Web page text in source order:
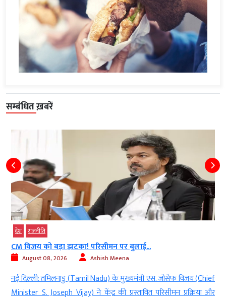
सम्बंधित ख़बरें
देश राजनीति
CM विजय को बड़ा झटका! परिसीमन पर बुलाई...
August 08, 2026 Ashish Meena
नई दिल्ली: तमिलनाडु (Tamil Nadu) के मुख्यमंत्री एस. जोसेफ विजय (Chief
Minister S. Joseph Vijay) ने केंद्र की प्रस्तावित परिसीमन प्रक्रिया और